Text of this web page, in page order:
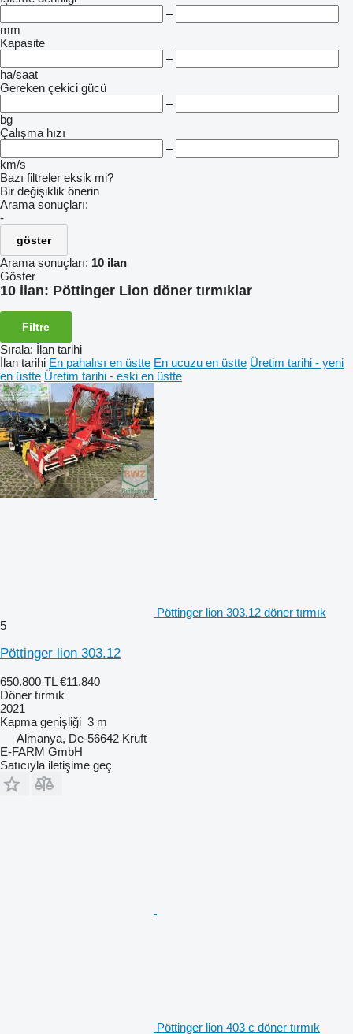
–
mm
Kapasite
–
ha/saat
Gereken çekici gücü
–
bg
Çalışma hızı
–
km/s
Bazı filtreler eksik mi?
Bir değişiklik önerin
Arama sonuçları:
-
göster
Arama sonuçları: 10 ilan
Göster
10 ilan: Pöttinger Lion döner tırmıklar
Filtre
Sırala: İlan tarihi
İlan tarihi En pahalısı en üstte En ucuzu en üstte Üretim tarihi - yeni
en üstte Üretim tarihi - eski en üstte
Pöttinger lion 303.12 döner tırmık
5
Pöttinger lion 303.12
650.800 TL €11.840
Döner tırmık
2021
Kapma genişliği 3 m
Almanya, De-56642 Kruft
E-FARM GmbH
Satıcıyla iletişime geç
Pöttinger lion 403 c döner tırmık